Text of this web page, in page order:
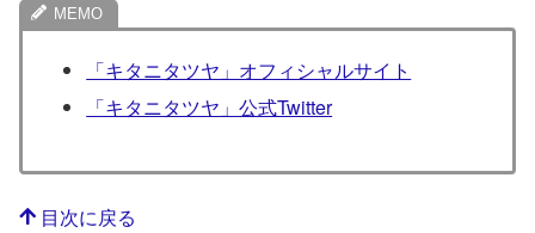
「キタニタツヤ」オフィシャルサイト
「キタニタツヤ」公式Twitter
目次に戻る